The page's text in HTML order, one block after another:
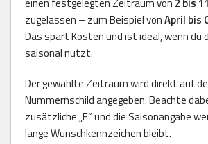
zugelassen – zum Beispiel vonApril bis
Das spart Kosten und ist ideal, wenn du
saisonal nutzt.
Der gewählte Zeitraum wird direkt auf
Nummernschild angegeben. Beachte
zusätzliche „E“ und die Saisonangabe
lange Wunschkennzeichen bleibt.